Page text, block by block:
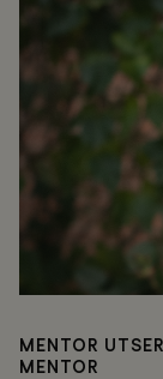
MENTOR
MENTOR